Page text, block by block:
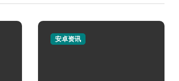
安卓资讯